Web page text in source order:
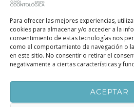
Para ofrecer las mejores experiencias,
cookies para almacenar y/o acceder a la
consentimiento de estas tecnologías nos
como el comportamiento de navegación o
en este sitio. No consentir o retirar el
negativamente a ciertas características y
ACEPTAR
INICIO
COE
TRATAMIENTOS DENTALES